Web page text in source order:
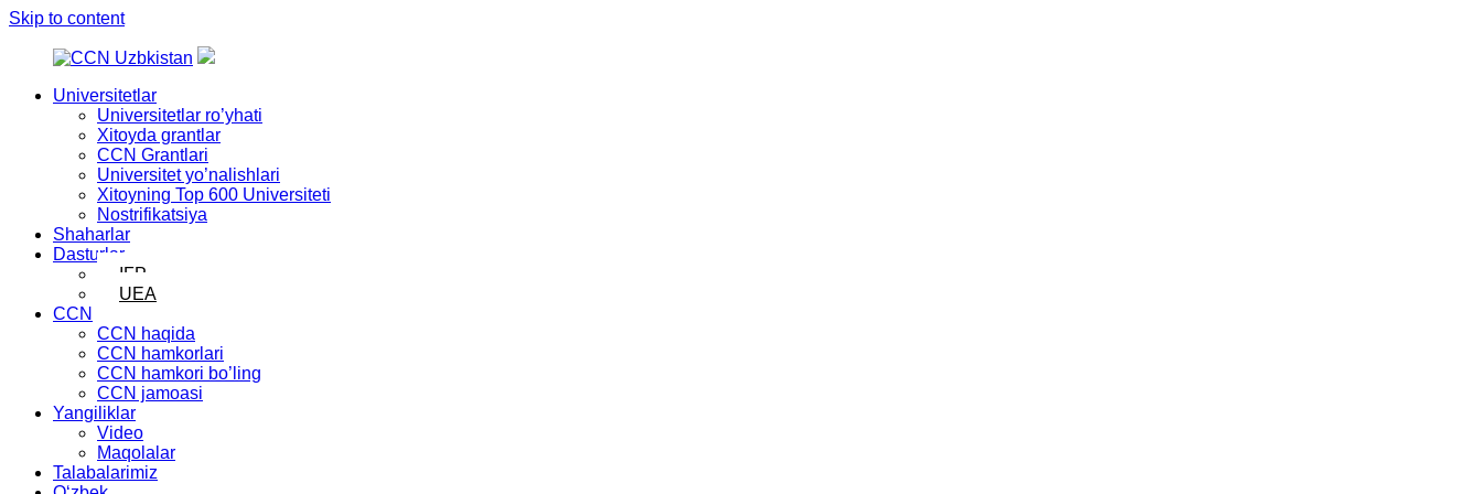
Skip to content
Universitetlar
Universitetlar ro’yhati
Xitoyda grantlar
CCN Grantlari
Universitet yo’nalishlari
Xitoyning Top 600 Universiteti
Nostrifikatsiya
Shaharlar
Dasturlar
IFP
UEA
CCN
CCN haqida
CCN hamkorlari
CCN hamkori bo’ling
CCN jamoasi
Yangiliklar
Video
Maqolalar
Talabalarimiz